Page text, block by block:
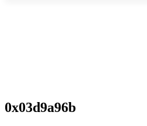
0x03d9a96b